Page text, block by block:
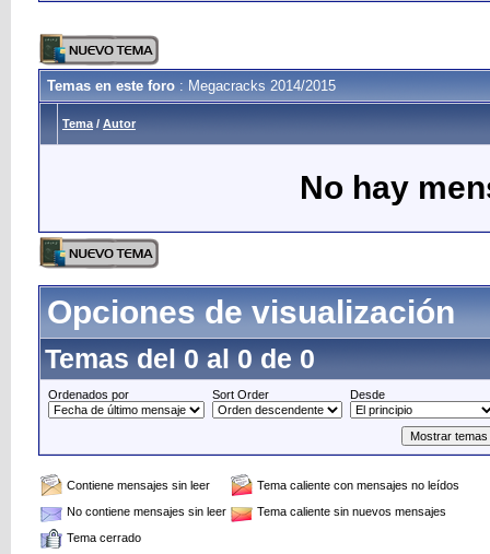
Temas en este foro : Megacracks 2014/2015
Tema / Autor
No hay
Opciones de visualización
Temas del 0 al 0 de 0
Ordenados por Sort Order Desde
Contiene mensajes sin leer
Tema caliente con mensajes no leídos
No contiene mensajes sin leer
Tema caliente sin nuevos mensajes
Tema cerrado